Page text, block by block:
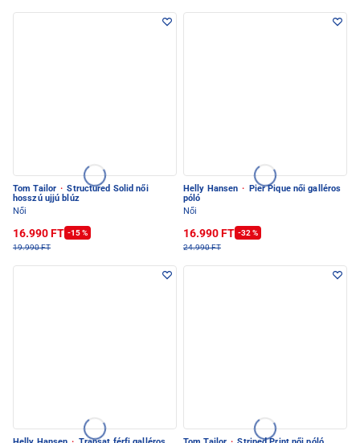
Tom Tailor · Structured Solid női
hosszú ujjú blúz
Női
16.990 FT -15 %
19.990 FT
Helly Hansen ·
Pier Pique női galléros
póló
Női
16.990 FT -32 %
24.990 FT